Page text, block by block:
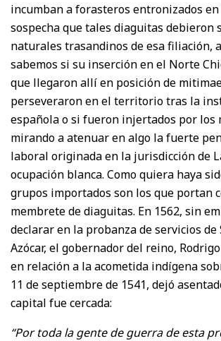
incumban a forasteros entronizados
sospecha que tales diaguitas debieron
naturales trasandinos de esa filiación,
sabemos si su inserción en el Norte
que llegaron allí en posición de
perseveraron en el territorio tras la
española o si fueron injertados por los
mirando a atenuar en algo la fuerte
laboral originada en la jurisdicción de
ocupación blanca. Como quiera haya
grupos importados son los que portan
membrete de diaguitas. En 1562, sin
declarar en la probanza de servicios de
Azócar, el gobernador del reino,
en relación a la acometida indígena
11 de septiembre de 1541, dejó
capital fue cercada:
“Por toda la gente de guerra de esta